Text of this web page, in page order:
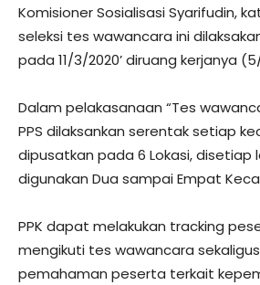
Komisioner Sosialisasi Syarifudin,
seleksi tes wawancara ini
pada 11/3/2020’ diruang kerjanya
Dalam pelakasanaan “Tes
PPS dilaksankan serentak setiap
dipusatkan pada 6 Lokasi, disetiap
digunakan Dua sampai Empat
PPK dapat melakukan tracking
mengikuti tes wawancara
pemahaman peserta terkait